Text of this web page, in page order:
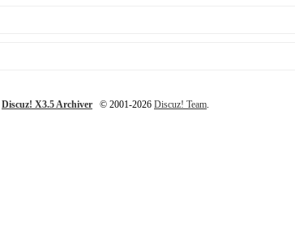
Discuz! X3.5 Archiver © 2001-2026 Discuz! Team.